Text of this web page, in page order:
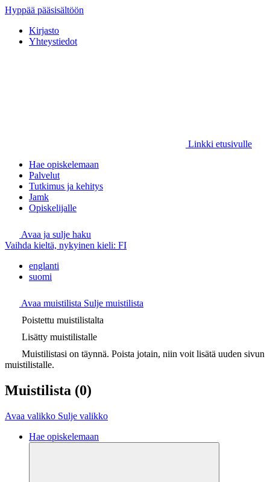
Hyppää pääsisältöön
Kirjasto
Yhteystiedot
Linkki etusivulle
Hae opiskelemaan
Palvelut
Tutkimus ja kehitys
Jamk
Opiskelijalle
Avaa ja sulje haku
Vaihda kieltä, nykyinen kieli: FI
englanti
suomi
Avaa muistilista Sulje muistilista
Poistettu muistilistalta
Lisätty muistilistalle
Muistilistasi on täynnä. Poista jotain, niin voit lisätä uuden sivun
muistilistalle.
Muistilista (0)
Avaa valikko Sulje valikko
Hae opiskelemaan